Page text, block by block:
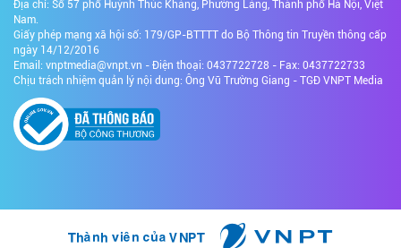
Địa chỉ: Số 57 phố Huỳnh Thúc Kháng, Phường Láng, Thành phố Hà Nội, Việt
Nam.
Giấy phép mạng xã hội số: 179/GP-BTTTT do Bộ Thông tin Truyền thông cấp
ngày 14/12/2016
Email: vnptmedia@vnpt.vn - Điện thoại: 0437722728 - Fax: 0437722733
Chịu trách nhiệm quản lý nội dung: Ông Vũ Trường Giang - TGĐ VNPT Media